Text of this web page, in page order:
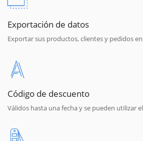
Exportación de datos
Exportar sus productos, clientes y pedidos
Código de descuento
Válidos hasta una fecha y se pueden utilizar